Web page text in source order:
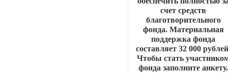
счет средств
благотворительного
фонда. Материальная
поддержка фонда
составляет 32 000
Чтобы стать
фонда заполните анкету.